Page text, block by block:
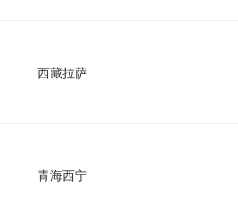
西藏拉萨
青海西宁